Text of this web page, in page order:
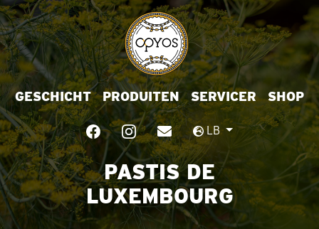
GESCHICHT PRODUITEN SERVICER SHOP
LB
PASTIS DE
LUXEMBOURG